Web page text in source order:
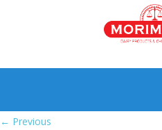
Image navigation
← Previous